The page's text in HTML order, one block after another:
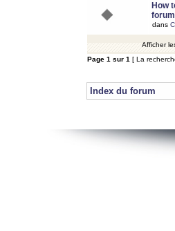
How
forum
dans
Afficher
Page 1 sur 1 [ La
Index du forum